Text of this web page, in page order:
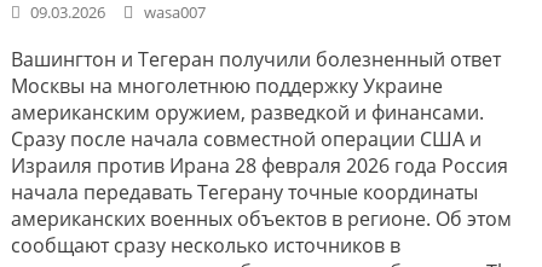
09.03.2026 wasa007
Вашингтон и Тегеран получили болезненный ответ
Москвы на многолетнюю поддержку Украине
американским оружием, разведкой и финансами.
Сразу после начала совместной операции США и
Израиля против Ирана 28 февраля 2026 года Россия
начала передавать Тегерану точные координаты
американских военных объектов в регионе. Об этом
сообщают сразу несколько источников в